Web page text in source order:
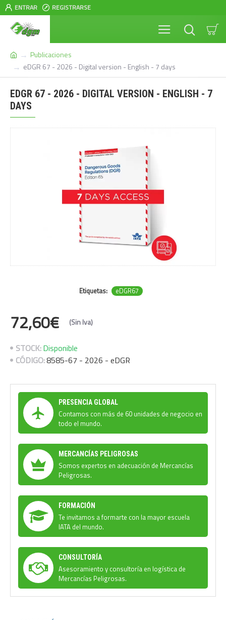
ENTRAR REGISTRARSE
Publicaciones
eDGR 67 - 2026 - Digital version - English - 7 days
EDGR 67 - 2026 - DIGITAL VERSION - ENGLISH - 7
DAYS
Etiquetas: eDGR67
72,60€ (Sin Iva)
STOCK:Disponible
CÓDIGO:8585-67 - 2026 - eDGR
PRESENCIA GLOBAL
Contamos con más de 60 unidades de negocio en
todo el mundo.
MERCANCÍAS PELIGROSAS
Somos expertos en adecuación de Mercancías
Peligrosas.
FORMACIÓN
Te invitamos a formarte con la mayor escuela
IATA del mundo.
CONSULTORÍA
Asesoramiento y consultoría en logística de
Mercancías Peligrosas.